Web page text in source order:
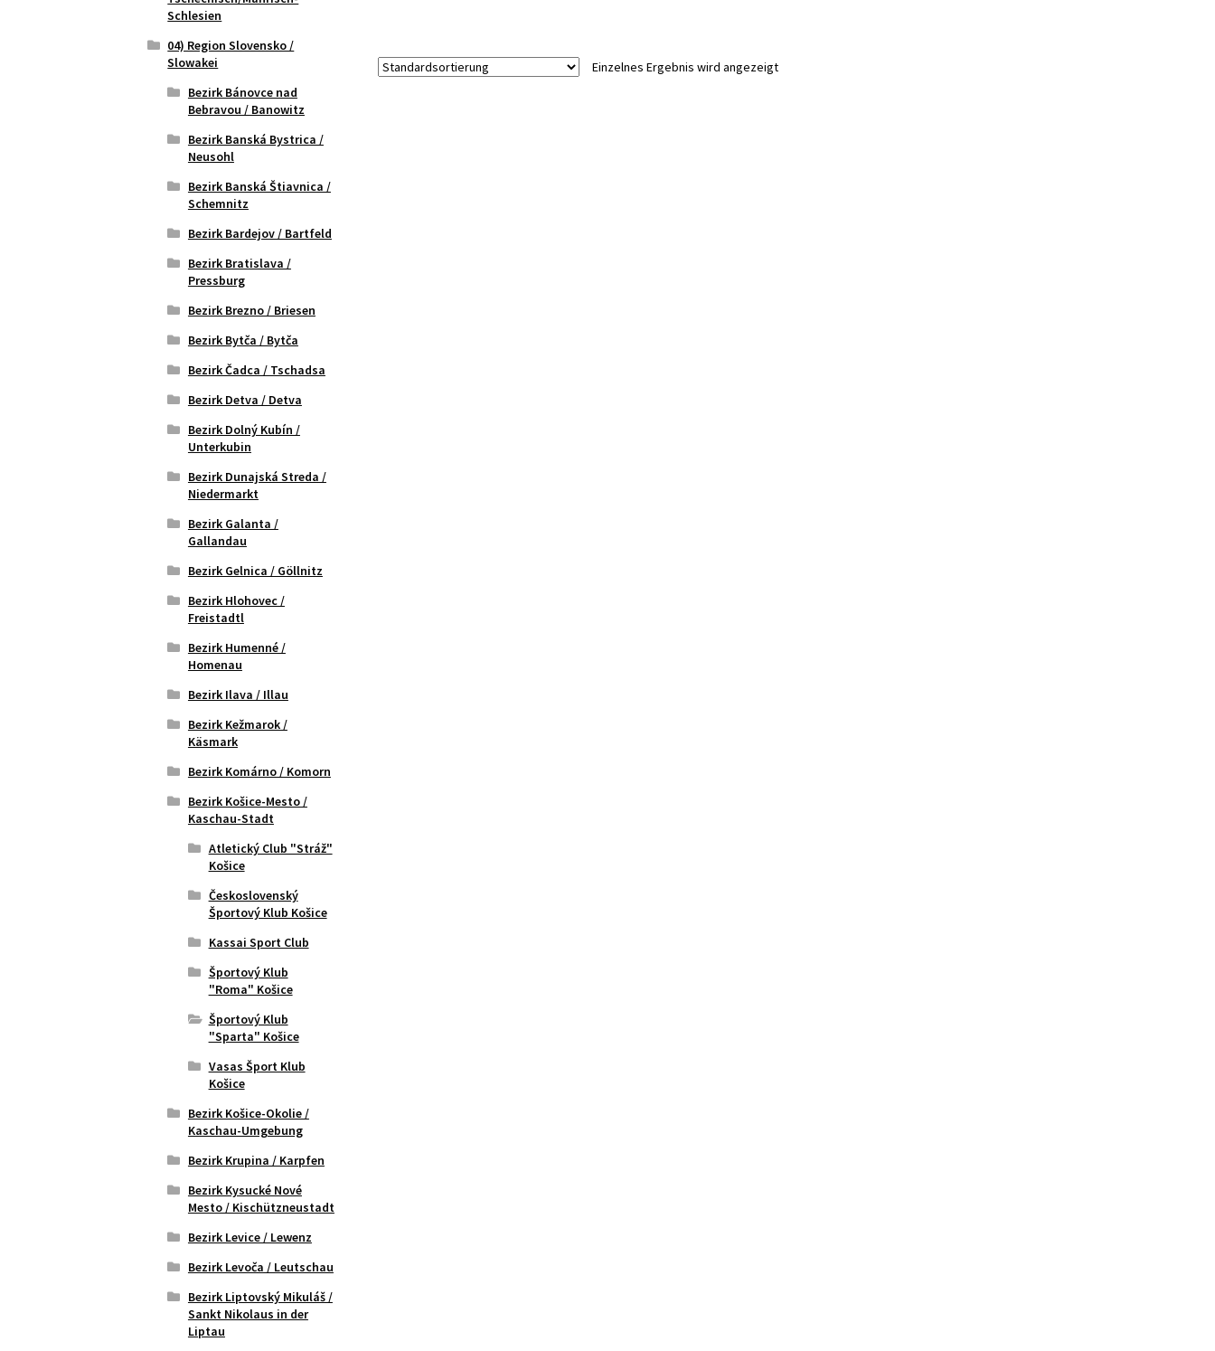
Einzelnes Ergebnis wird angezeigt
Schlesien
04) Region Slovensko /
Slowakei
Bezirk Bánovce nad
Bebravou / Banowitz
Bezirk Banská Bystrica /
Neusohl
Bezirk Banská Štiavnica /
Schemnitz
Bezirk Bardejov / Bartfeld
Bezirk Bratislava /
Pressburg
Bezirk Brezno / Briesen
Bezirk Bytča / Bytča
Bezirk Čadca / Tschadsa
Bezirk Detva / Detva
Bezirk Dolný Kubín /
Unterkubin
Bezirk Dunajská Streda /
Niedermarkt
Bezirk Galanta /
Gallandau
Bezirk Gelnica / Göllnitz
Bezirk Hlohovec /
Freistadtl
Bezirk Humenné /
Homenau
Bezirk Ilava / Illau
Bezirk Kežmarok /
Käsmark
Bezirk Komárno / Komorn
Bezirk Košice-Mesto /
Kaschau-Stadt
Atletický Club "Stráž"
Košice
Československý
Športový Klub Košice
Kassai Sport Club
Športový Klub
"Roma" Košice
Športový Klub
"Sparta" Košice
Vasas Šport Klub
Košice
Bezirk Košice-Okolie /
Kaschau-Umgebung
Bezirk Krupina / Karpfen
Bezirk Kysucké Nové
Mesto / Kischützneustadt
Bezirk Levice / Lewenz
Bezirk Levoča / Leutschau
Bezirk Liptovský Mikuláš /
Sankt Nikolaus in der
Liptau